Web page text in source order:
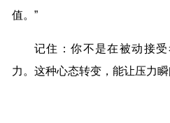
值。”
记住：你不是在被动接
力。这种心态转变，能让压力瞬